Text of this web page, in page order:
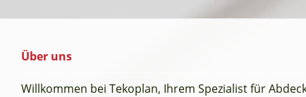
Über uns
Willkommen bei Tekoplan, Ihrem Spezialist für